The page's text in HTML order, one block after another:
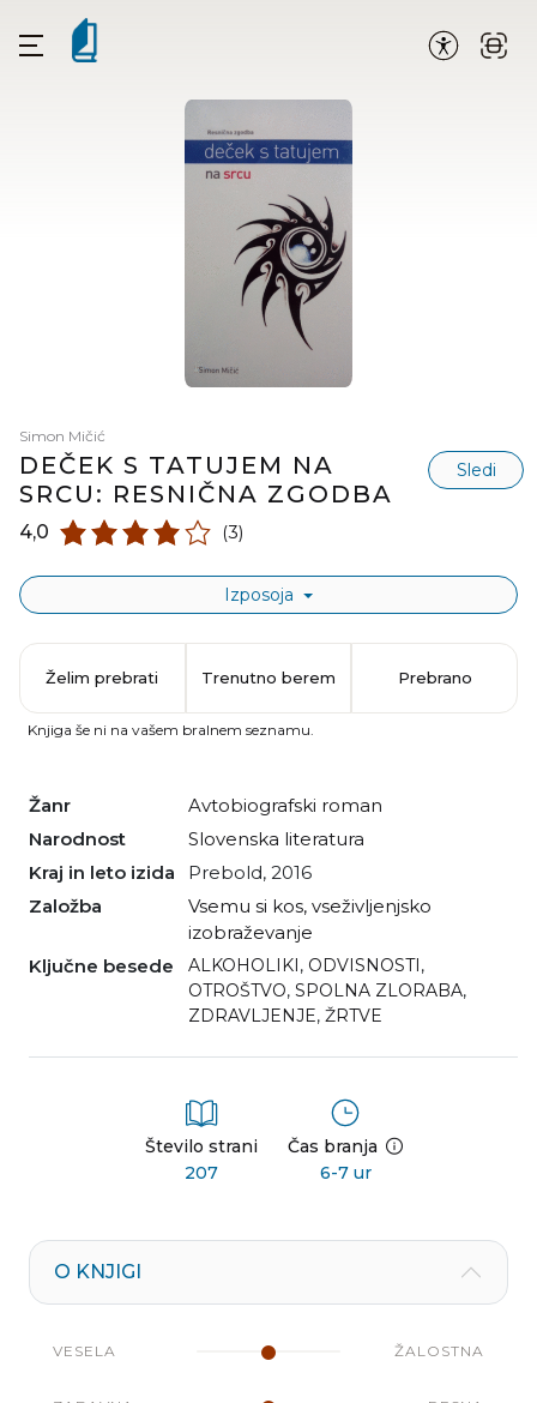
Simon Mičić
DEČEK S TATUJEM NA
SRCU: RESNIČNA ZGODBA
Sledi
4,0 (3)
Izposoja
Žanr
avtobiografski roman
Narodnost
slovenska literatura
Kraj in leto izida
Prebold, 2016
Založba
Vsemu si kos, vseživljenjsko
izobraževanje
Ključne besede
ALKOHOLIKI, ODVISNOSTI,
OTROŠTVO, SPOLNA ZLORABA,
ZDRAVLJENJE, ŽRTVE
Število strani
207
Čas branja
6-7 ur
Želim prebrati Trenutno berem Prebrano
Knjiga še ni na vašem bralnem seznamu.
O KNJIGI
VESELA ŽALOSTNA